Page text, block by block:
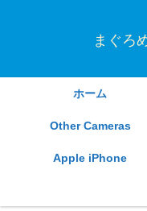
まぐろ
ホーム
Other Cameras
Apple iPhone